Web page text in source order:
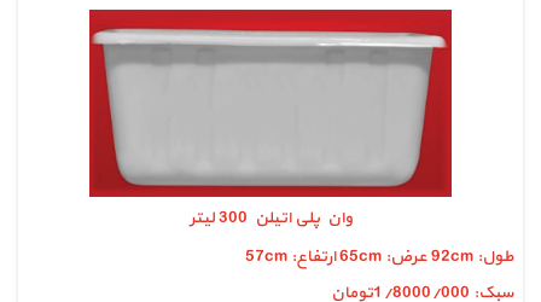
وان پلی اتیلن 300 لیتر
طول: 92cm عرض: 65cm ارتفاع: 57cm
سبک: 1/8000/000تومان